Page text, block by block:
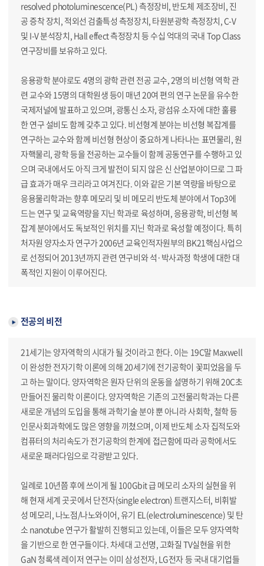
resolved photoluminescence(PL) 측정장비, 반도체 제조장비, 진
공 증착 장치, 적외선 검출특성 측정장치, 타원분광학 측정장치, C-V
및 I-V 분석장치, Hall effect 측정장치 등 수십 억대의 국내 Top Class
연구장비를 보유하고 있다.
응용광학 분야로도 4명의 광학 관련 전공 교수, 2명의 비선형 역학 관
련 교수와 15명의 대학원생 등이 매년 20여 편의 연구 논문을 유수한
국제저널에 발표하고 있으며, 광통신 소자, 광섬유 소자에 대한 훌륭
한 연구 설비도 함께 갖추고 있다. 비선형계 분야는 비선형 복잡계를
연구하는 교수와 함께 비선형 현상이 중요하게 나타나는 표면물리, 원
자핵물리, 광학 등을 전공하는 교수들이 함께 공동연구를 수행하고 있
으며 국내에서도 아직 크게 발전이 되지 않은 신 산업분야이므로 그 파
급 효과가 매우 크리라고 여겨진다. 이와 같은 기본 역량을 바탕으로
응용물리학과는 향후 메모리 및 비 메모리 반도체 분야에서 Top3에
드는 연구 및 교육역량을 지닌 학과로 육성하며, 응용광학, 비선형 복
잡계 분야에서도 독보적인 위치를 지닌 학과로 육성할 예정이다. 특히
처자원 양자소자 연구가 2006년 교육인적자원부의 BK21핵심사업으
로 선정되어 2013년까지 관련 연구비와 석·박사과정 학생에 대한 대
폭적인 지원이 이루어진다.
전공의 비전
21세기는 양자역학의 시대가 될 것이라고 한다. 이는 19C말 Maxwell
이 완성한 전자기학 이론에 의해 20세기에 전기공학이 꽃피었음을 두
고 하는 말이다. 양자역학은 원자 단위의 운동을 설명하기 위해 20C초
만들어진 물리학 이론이다. 양자역학은 기존의 고전물리학과는 다른
새로운 개념의 도입을 통해 과학기술 분야 뿐 아니라 사회학, 철학 등
인문사회과학에도 많은 영향을 끼쳤으며, 이제 반도체 소자 집적도와
컴퓨터의 처리속도가 전기공학의 한계에 접근함에 따라 공학에서도
새로운 패러다임으로 각광받고 있다.
일례로 10년쯤 후에 쓰이게 될 100Gbit 급 메모리 소자의 실현을 위
해 현재 세계 곳곳에서 단전자(single electron) 트랜지스터, 비휘발
성 메모리, 나노점/나노와이어, 유기 EL(electroluminescence) 및 탄
소 nanotube 연구가 활발히 진행되고 있는데, 이들은 모두 양자역학
을 기반으로 한 연구들이다. 차세대 고선명, 고화질 TV실현을 위한
GaN 청록색 레이저 연구는 이미 삼성전자, LG전자 등 국내 대기업들